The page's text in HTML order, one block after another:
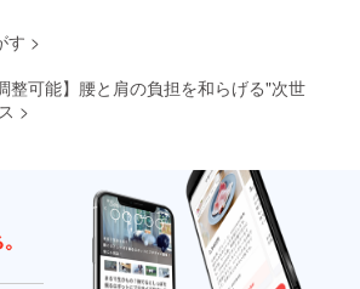
す >
整可能】腰と肩の負担を和らげる"次世
>